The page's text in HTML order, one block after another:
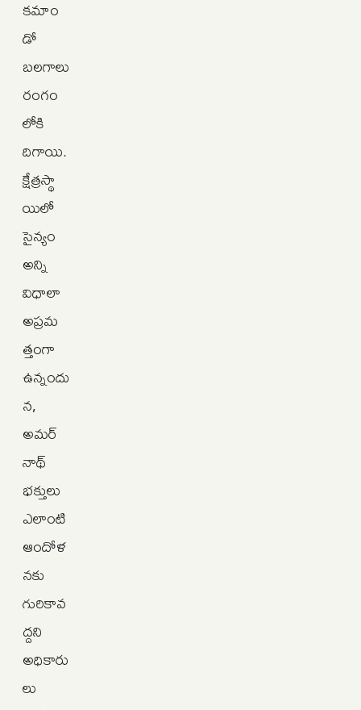
కమాం
డో
బలగాలు
రంగం
లోకి
దిగాయి.
క్షేత్రస్థా
యిలో
సైన్యం
అన్ని
విధాలా
అప్రమ
త్తంగా
ఉన్నందు
న,
అమర్‌
నాథ్
భక్తులు
ఎలాంటి
ఆందోళ
నకు
గురికావ
ద్దని
అధికారు
లు